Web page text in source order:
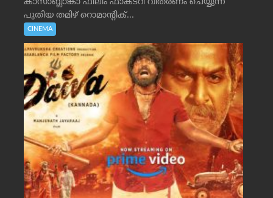
പുതിയ തമിഴ് റൊമാന്റിക്...
CINEMA